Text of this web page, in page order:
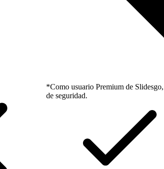
*Como usuario Premium de
de seguridad.